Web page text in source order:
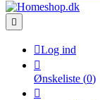

Log ind

Ønskeliste (0)
